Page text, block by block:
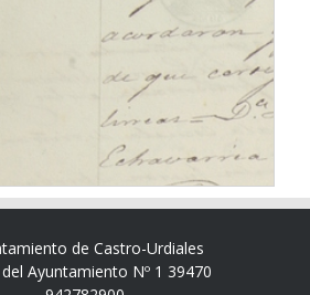
de Castro-Urdiales
Ayuntamiento Nº 1 39470